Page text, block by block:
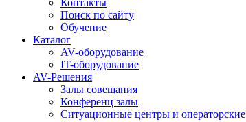
Контакты
Поиск по сайту
Обучение
Каталог
AV-оборудование
IT-оборудование
AV-Решения
Залы совещания
Конференц залы
Ситуационные центры и операторские